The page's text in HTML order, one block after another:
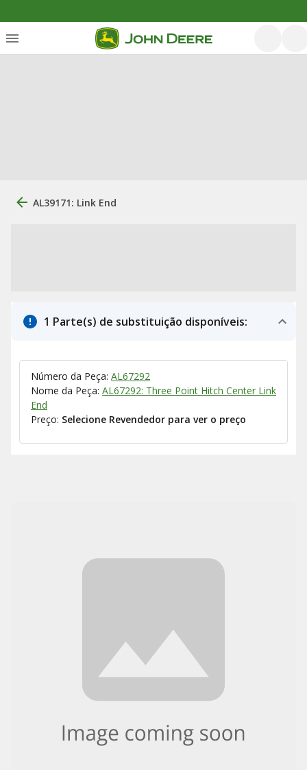
AL39171: Link End
1 Parte(s) de substituição disponíveis:
Número da Peça: AL67292
Nome da Peça: AL67292: Three Point Hitch Center Link
End
Preço: Selecione Revendedor para ver o preço